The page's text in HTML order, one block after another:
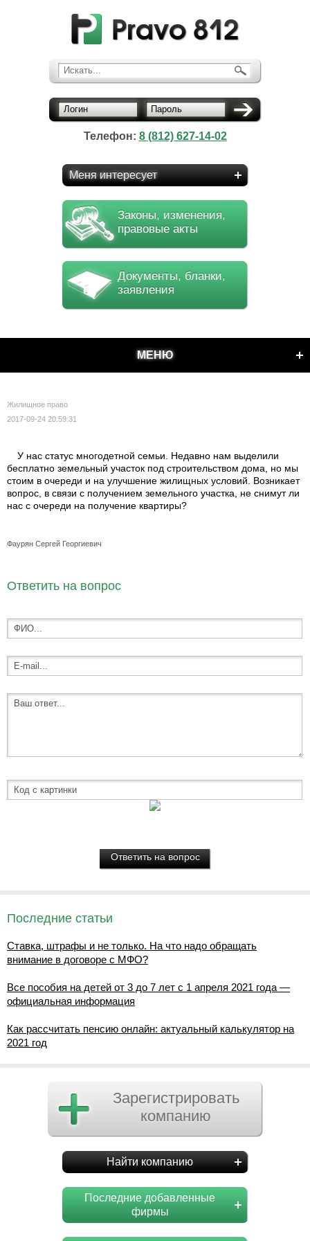
Искать...
Логин Пароль
Телефон: 8 (812) 627-14-02
Меня интересует
Законы, изменения,
правовые акты
Документы, бланки,
заявления
МЕНЮ
Жилищное право
2017-09-24 20:59:31
У нас статус многодетной семьи. Недавно нам выделили
бесплатно земельный участок под строительством дома, но мы
стоим в очереди и на улучшение жилищных условий. Возникает
вопрос, в связи с получением земельного участка, не снимут ли
нас с очереди на получение квартиры?
Фаурян Сергей Георгиевич
Ответить на вопрос
Последние статьи
Ставка, штрафы и не только. На что надо обращать
внимание в договоре с МФО?
Все пособия на детей от 3 до 7 лет с 1 апреля 2021 года —
официальная информация
Как рассчитать пенсию онлайн: актуальный калькулятор на
2021 год
Зарегистрировать
компанию
Найти компанию
Последние добавленные
фирмы